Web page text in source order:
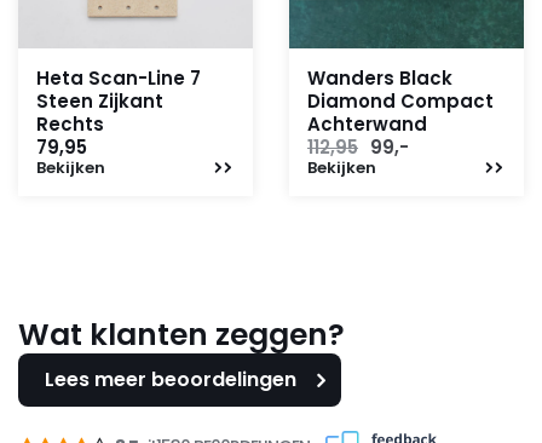
Heta Scan-Line 7
Steen Zijkant
Rechts
79,95
Bekijken
Wanders Black
Diamond Compact
Achterwand
112,95 Oorspronkelijke
prijs
99,-
Bekijken
Wat klanten zeggen?
Lees meer beoordelingen